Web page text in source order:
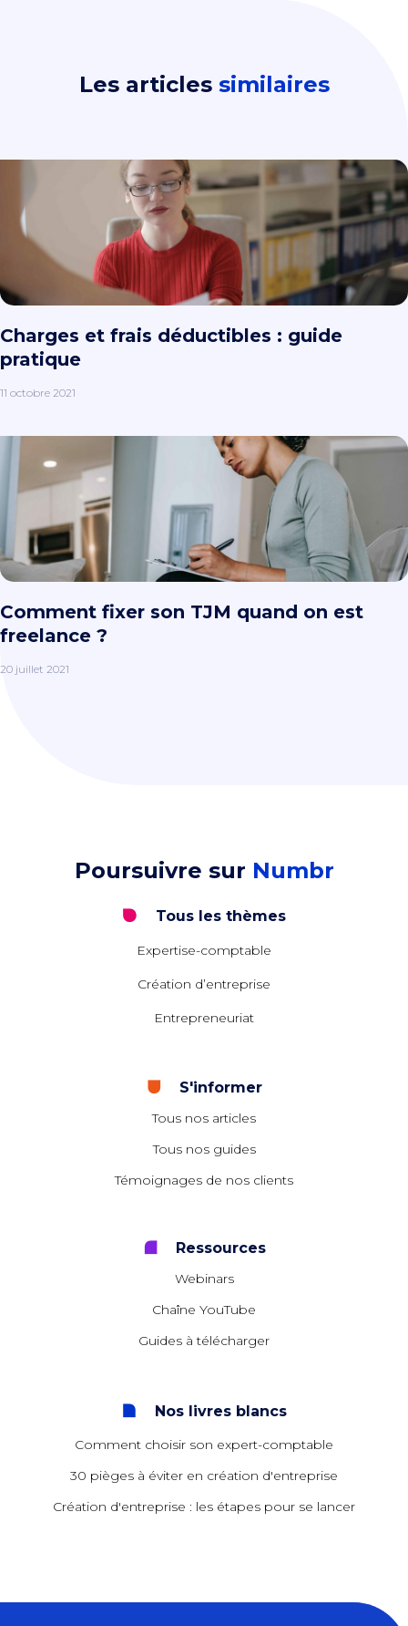
Les articles similaires
Charges et frais déductibles : guide
pratique
11 octobre 2021
Comment fixer son TJM quand on est
freelance ?
20 juillet 2021
Poursuivre sur Numbr
Tous les thèmes
Expertise-comptable
Création d’entreprise
Entrepreneuriat
S'informer
Tous nos articles
Tous nos guides
Témoignages de nos clients
Ressources
Webinars
Chaîne YouTube
Guides à télécharger
Nos livres blancs
Comment choisir son expert-comptable
30 pièges à éviter en création d'entreprise
Création d'entreprise : les étapes pour se lancer